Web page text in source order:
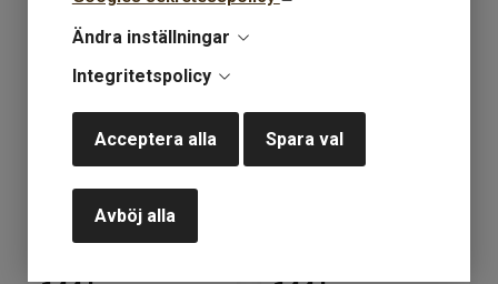
Ändra inställningar
Integritetspolicy
Acceptera alla Spara val
Avböj alla
BC Brisa 09 dark blue
Lagerstatus: 10
BC Brisa 10 light